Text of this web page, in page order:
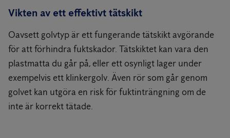
Vikten av ett effektivt tätskikt
Oavsett golvtyp är ett fungerande tätskikt avgörande
för att förhindra fuktskador. Tätskiktet kan vara den
plastmatta du går på, eller ett osynligt lager under
exempelvis ett klinkergolv. Även rör som går genom
golvet kan utgöra en risk för fuktinträngning om de
inte är korrekt tätade.